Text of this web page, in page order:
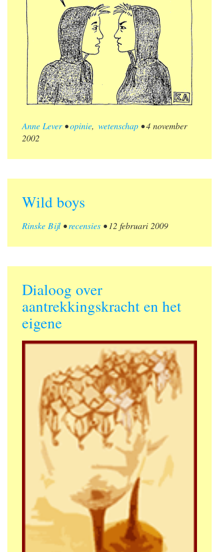
Anne Lever•opinie, wetenschap•4 november
2002
Wild boys
Rinske Bijl •recensies •12 februari 2009
Dialoog over
aantrekkingskracht en het
eigene